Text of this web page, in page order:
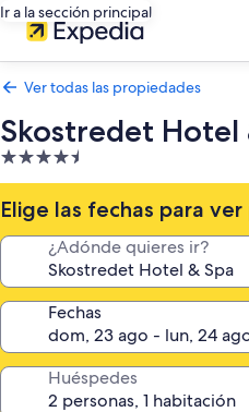
Ir a la sección principal
Ver todas las propiedades
Skostredet Hotel
Propiedad
de
4.5
estrellas
Elige las fechas para ver
¿Adónde quieres ir?
Fechas
Huéspedes